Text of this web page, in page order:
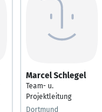
Marcel Schlegel
Team- u.
Projektleitung
Dortmund